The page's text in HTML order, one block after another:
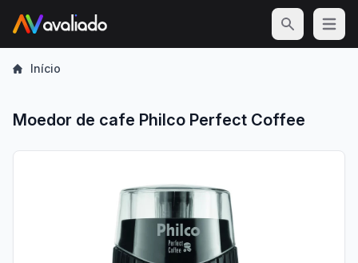
Open
Início
Moedor de cafe Philco Perfect Coffee